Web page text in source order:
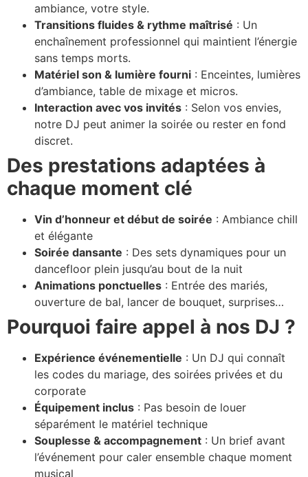
ambiance, votre style.
Transitions fluides & rythme maîtrisé : Un
enchaînement professionnel qui maintient l’énergie
sans temps morts.
Matériel son & lumière fourni : Enceintes, lumières
d’ambiance, table de mixage et micros.
Interaction avec vos invités : Selon vos envies,
notre DJ peut animer la soirée ou rester en fond
discret.
Des prestations adaptées à
chaque moment clé
Vin d’honneur et début de soirée : Ambiance chill
et élégante
Soirée dansante : Des sets dynamiques pour un
dancefloor plein jusqu’au bout de la nuit
Animations ponctuelles : Entrée des mariés,
ouverture de bal, lancer de bouquet, surprises…
Pourquoi faire appel à nos DJ ?
Expérience événementielle : Un DJ qui connaît
les codes du mariage, des soirées privées et du
corporate
Équipement inclus : Pas besoin de louer
séparément le matériel technique
Souplesse & accompagnement : Un brief avant
l’événement pour caler ensemble chaque moment
musical